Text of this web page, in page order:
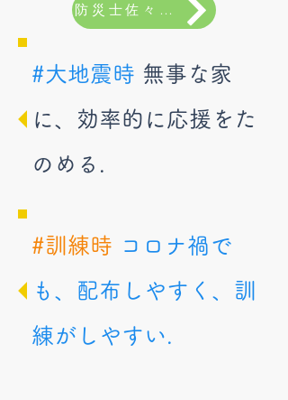
防災士佐々木潤子さんの活動報告 pdf
#大地震時 無事な家
に、効率的に応援をた
のめる.
#訓練時 コロナ禍で
も、配布しやすく、訓
練がしやすい.